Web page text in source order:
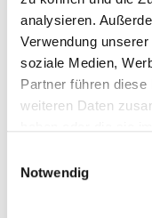
analysieren.
Verwendung
soziale Medien,
Partner führen
weiteren Daten
Notwendig
Hebebühne
€ 899,-